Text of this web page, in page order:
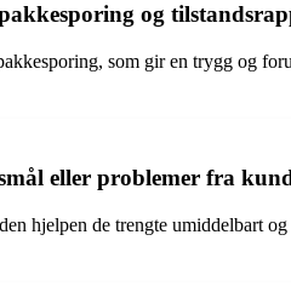
og
som gir en trygg og
eller problemer fra
hjelpen de trengte umiddelbart